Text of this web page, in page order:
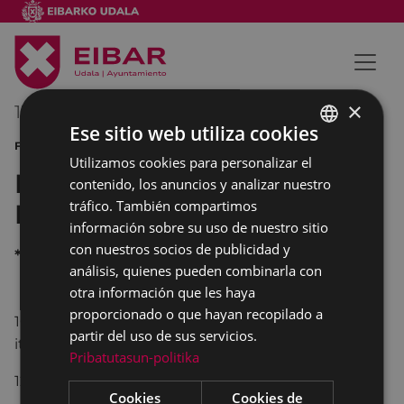
15/07/2012
FIESTAS
IX Concentración Lambretta
Eibar
*
10:30 Salidacon Amarretako-Vermut por
itinerario de la comarca
12:30 Pasacallepor Eibar
BASQUE
SPANISH
×
Ese sitio web utiliza cookies
Utilizamos cookies para personalizar el
contenido, los anuncios y analizar nuestro
tráfico. También compartimos
información sobre su uso de nuestro sitio
con nuestros socios de publicidad y
análisis, quienes pueden combinarla con
otra información que les haya
proporcionado o que hayan recopilado a
partir del uso de sus servicios.
Pribatutasun-politika
Cookies
Cookies de